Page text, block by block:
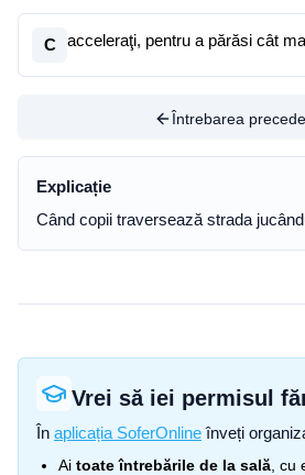
C acceleraţi, pentru a părăsi cât
Întrebarea
Explicație
Când copii traversează strada
Vrei să iei permisul
În aplicația SoferOnline înveți
Ai toate întrebările de la sală ,